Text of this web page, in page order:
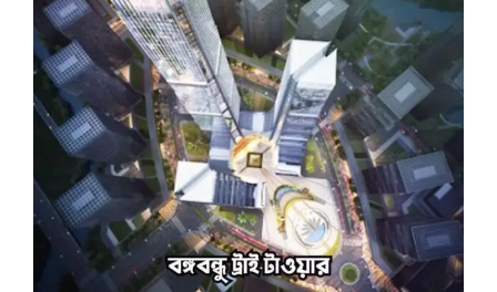
ভবন
পূর্বাচলে ১১১ তলা ট্রাই টাওয়ার হলে তাকে অপচয়ই বলা যায়!